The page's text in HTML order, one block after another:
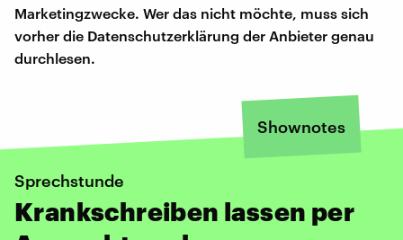
Marketingzwecke. Wer das nicht möchte, muss sich
vorher die Datenschutzerklärung der Anbieter genau
durchlesen.
Shownotes
Sprechstunde
Krankschreiben lassen per